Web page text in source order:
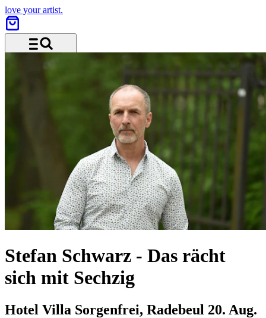
love your artist.
Menü und Suche
Stefan Schwarz - Das rächt
sich mit Sechzig
Hotel Villa Sorgenfrei, Radebeul 20. Aug.